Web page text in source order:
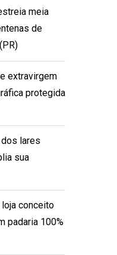
meia
de
extravirgem
protegida
lares
sua
loja conceito
padaria 100%